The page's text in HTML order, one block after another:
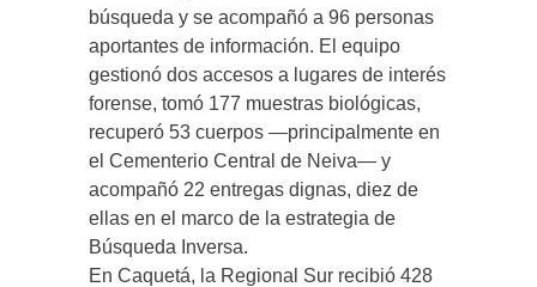
búsqueda y se acompañó a 96 personas
aportantes de información. El equipo
gestionó dos accesos a lugares de interés
forense, tomó 177 muestras biológicas,
recuperó 53 cuerpos —principalmente en
el Cementerio Central de Neiva— y
acompañó 22 entregas dignas, diez de
ellas en el marco de la estrategia de
Búsqueda Inversa.
En Caquetá, la Regional Sur recibió 428